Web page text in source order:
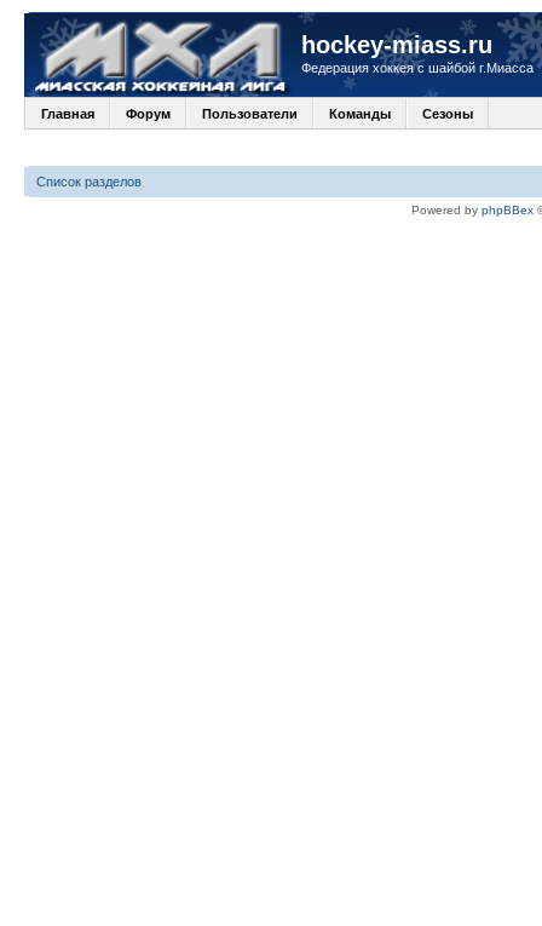
hockey-miass.ru
Федерация хоккея с шайбой г.Миасса
Главная Форум Пользователи Команды Сезоны
Список разделов
Powered by phpBBex